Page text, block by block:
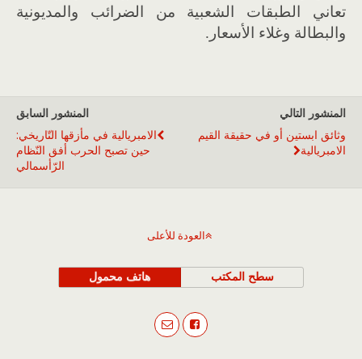
تعاني الطبقات الشعبية من الضرائب والمديونية
والبطالة وغلاء الأسعار.
المنشور السابق
الامبريالية في مأزقها التّاريخي:
حين تصبح الحرب أفق النّظام
الرّأسمالي
المنشور التالي
وثائق ابستين أو في حقيقة القيم
الامبريالية
العودة للأعلى
هاتف محمول سطح المكتب